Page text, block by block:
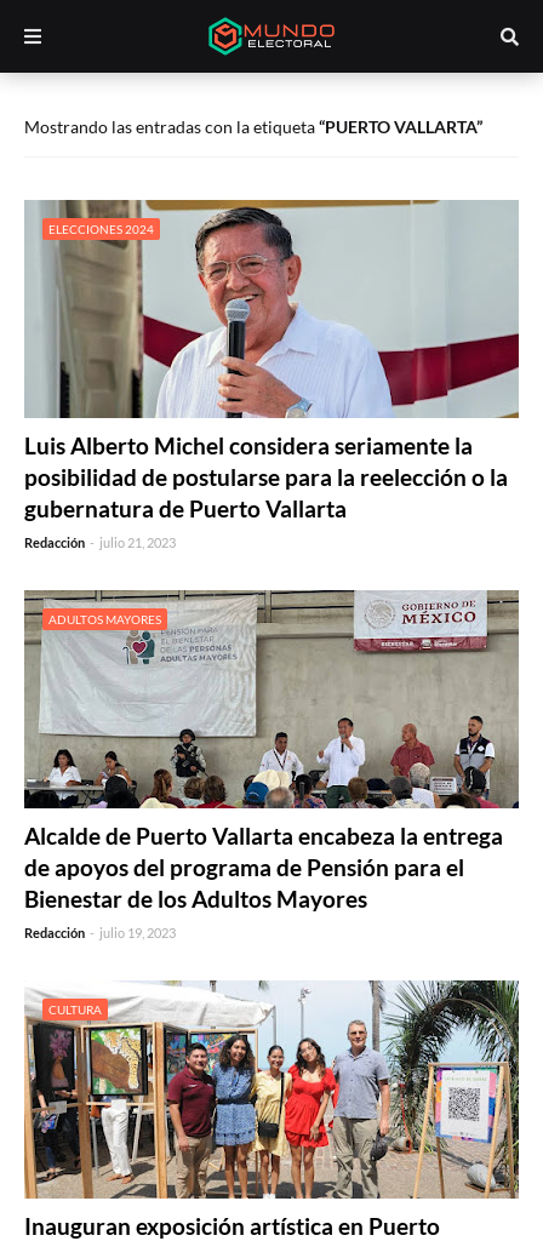
Mostrando las entradas con la etiqueta PUERTO VALLARTA
ELECCIONES 2024
Luis Alberto Michel considera seriamente la
posibilidad de postularse para la reelección o la
gubernatura de Puerto Vallarta
Redacción - julio 21, 2023
ADULTOS MAYORES
Alcalde de Puerto Vallarta encabeza la entrega
de apoyos del programa de Pensión para el
Bienestar de los Adultos Mayores
Redacción - julio 19, 2023
CULTURA
Inauguran exposición artística en Puerto